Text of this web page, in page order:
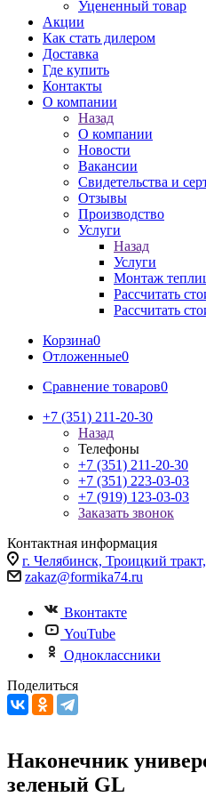
Уцененный товар
Акции
Как стать дилером
Доставка
Где купить
Контакты
О компании
Назад
О компании
Новости
Вакансии
Свидетельства и
Отзывы
Производство
Услуги
Назад
Услуги
Монтаж
Рассчитать
Рассчитать
Корзина0
Отложенные0
Сравнение товаров0
+7 (351) 211-20-30
Назад
Телефоны
+7 (351) 211-20-30
+7 (351) 223-03-03
+7 (919) 123-03-03
Заказать звонок
Контактная информация
г. Челябинск, Троицкий
zakaz@formika74.ru
Вконтакте
YouTube
Одноклассники
Поделиться
Наконечник
зеленый GL